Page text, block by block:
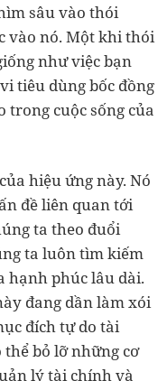
sâu vào thói
vào nó. Một khi thói
như việc bạn
tiêu dùng bốc đồng
trong cuộc sống của
hiệu ứng này. Nó
đề liên quan tới
ta theo đuổi
ta luôn tìm kiếm
hạnh phúc lâu dài.
đang dần làm xói
đích tự do tài
thể bỏ lỡ những cơ
lý tài chính và